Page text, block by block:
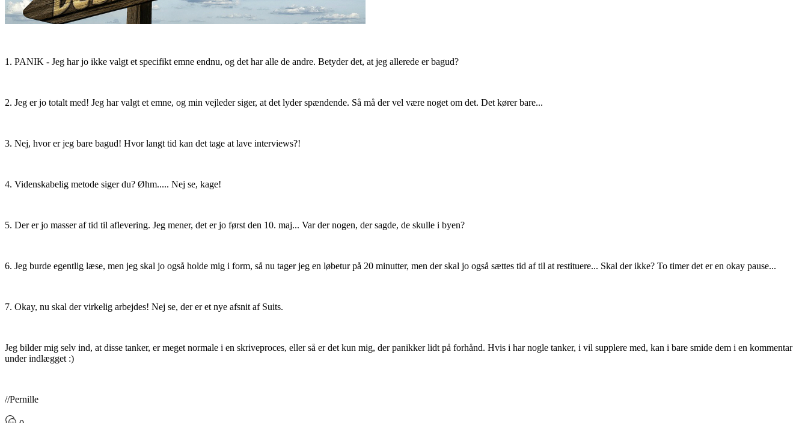
1. PANIK - Jeg har jo ikke valgt et specifikt emne endnu, og det har alle de andre. Betyder det, at jeg allerede er bagud?
2. Jeg er jo totalt med! Jeg har valgt et emne, og min vejleder siger, at det lyder spændende. Så må der vel være noget om det. Det kører bare...
3. Nej, hvor er jeg bare bagud! Hvor langt tid kan det tage at lave interviews?!
4. Videnskabelig metode siger du? Øhm..... Nej se, kage!
5. Der er jo masser af tid til aflevering. Jeg mener, det er jo først den 10. maj... Var der nogen, der sagde, de skulle i byen?
6. Jeg burde egentlig læse, men jeg skal jo også holde mig i form, så nu tager jeg en løbetur på 20 minutter, men der skal jo også sættes tid af til at restituere... Skal der ikke? To timer det er en okay pause...
7. Okay, nu skal der virkelig arbejdes! Nej se, der er et nye afsnit af Suits.
Jeg bilder mig selv ind, at disse tanker, er meget normale i en skriveproces, eller så er det kun mig, der panikker lidt på forhånd. Hvis i har nogle tanker, i vil supplere med, kan i bare smide dem i en kommentar
under indlægget :)
//Pernille